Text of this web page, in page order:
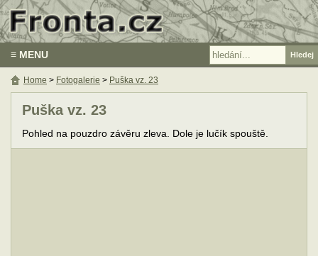
≡ MENU
Puška vz. 23
Pohled na pouzdro závěru zleva. Dole je lučík spouště.
Home > Fotogalerie > Puška vz. 23